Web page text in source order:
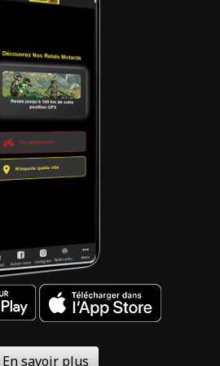
En savoir plus